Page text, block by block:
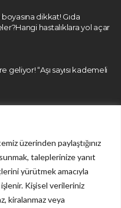
üzerinden paylaştığınız
taleplerinize yanıt
yürütmek amacıyla
Kişisel verileriniz
kiralanmaz veya
dikkat! Gıda
hastalıklara yol açar
geliyor! “Aşı sayısı kademeli